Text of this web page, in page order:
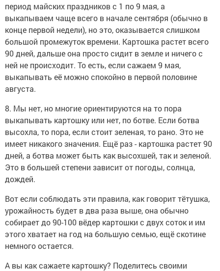
период майских праздников с 1 по 9 мая, а
выкапываем чаще всего в начале сентября (обычно в
конце первой недели), но это, оказывается слишком
большой промежуток времени. Картошка растет всего
90 дней, дальше она просто сидит в земле и ничего с
ней не происходит. То есть, если сажаем 9 мая,
выкапывать её можно спокойно в первой половине
августа.
8. Мы нет, но многие ориентируются на то пора
выкапывать картошку или нет, по ботве. Если ботва
высохла, то пора, если стоит зеленая, то рано. Это не
имеет никакого значения. Ещё раз - картошка растет 90
дней, а ботва может быть как высохшей, так и зеленой.
Это в большей степени зависит от погоды, солнца,
дождей.
Вот если соблюдать эти правила, как говорит тётушка,
урожайность будет в два раза выше, она обычно
собирает до 90-100 вёдер картошки с двух соток и им
этого хватает на год на большую семью, ещё скотине
немного остается.
А вы как сажаете картошку? Поделитесь своими